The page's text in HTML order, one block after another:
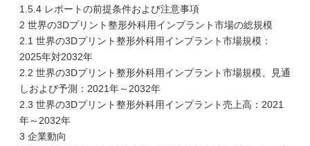
1.5.4 レポートの前提条件および注意事項
2 世界の3Dプリント整形外科用インプラント市場の総規模
2.1 世界の3Dプリント整形外科用インプラント市場規模：
2025年対2032年
2.2 世界の3Dプリント整形外科用インプラント市場規模、見通
しおよび予測：2021年～2032年
2.3 世界の3Dプリント整形外科用インプラント売上高：2021
年～2032年
3 企業動向